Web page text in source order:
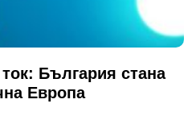
България стана
Европа